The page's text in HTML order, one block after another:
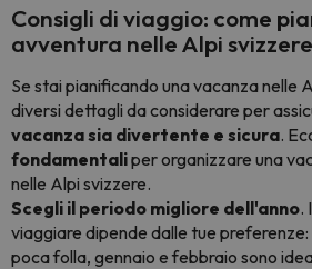
Consigli di viaggio: come
avventura nelle Alpi svizzere
Se stai pianificando una vacanza nelle
diversi dettagli da considerare per
vacanza sia divertente e sicura.
fondamentaliper organizzare una
nelle Alpi svizzere.
Scegli il periodo migliore dell'anno.
viaggiare dipende dalle tue
poca folla, gennaio e febbraio sono